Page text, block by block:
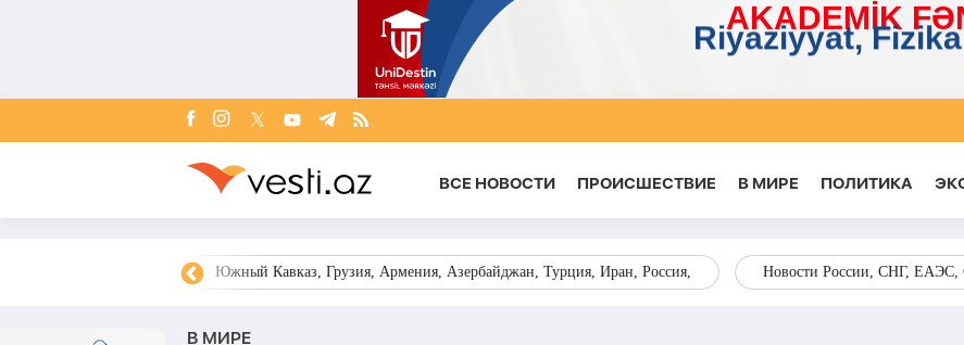
ВСЕ НОВОСТИ ПРОИСШЕСТВИЕ В МИРЕ ПОЛИТИКА
Южный Кавказ, Грузия, Армения, Азербайджан, Турция, Иран, Россия, Новости России, СНГ,
В МИРЕ